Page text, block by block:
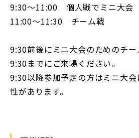
9:30〜11:00 個人戦でミニ大会
11:00〜11:30 チーム戦
9:30前後にミニ大会のためのチー
9:30までにご来場ください。
9:30以降参加予定の方はミニ大
性があります。